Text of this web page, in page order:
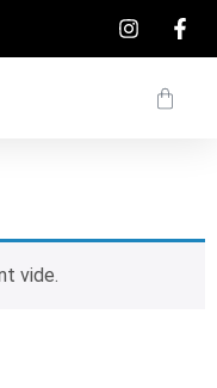
vide.